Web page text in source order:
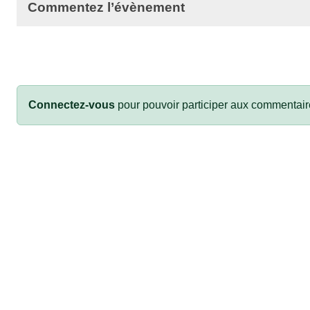
Commentez l’évènement
Connectez-vous pour pouvoir participer aux